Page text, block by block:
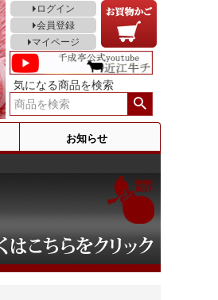
ログイン
会員登録
マイページ
気になる商品を検索
お知らせ